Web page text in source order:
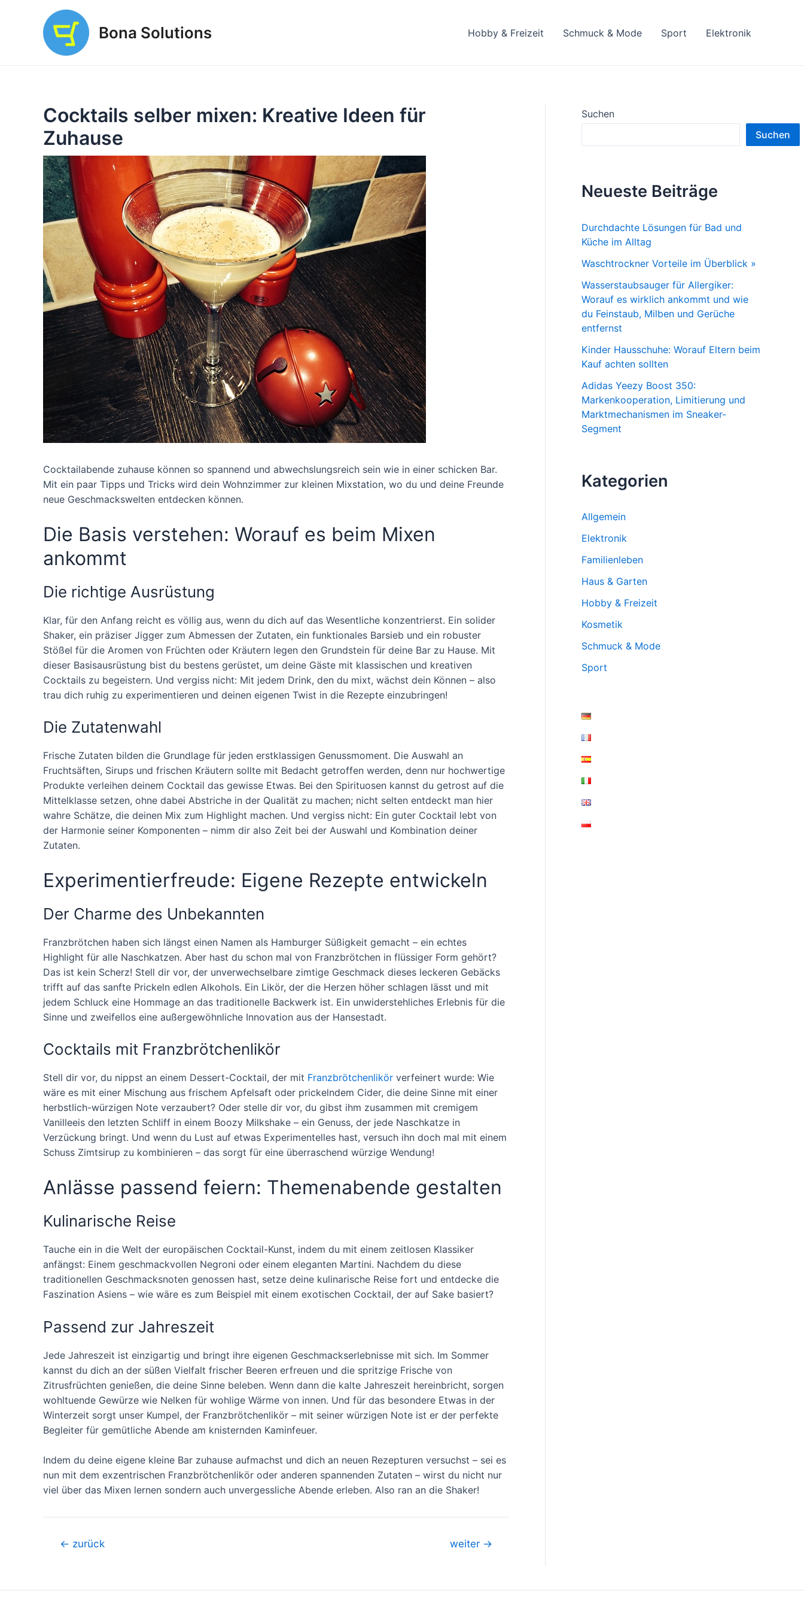
Bona Solutions Hobby & Freizeit Schmuck & Mode Sport Elektronik
Cocktails selber mixen: Kreative Ideen für
Zuhause
Cocktailabende zuhause können so spannend und abwechslungsreich sein wie in einer schicken Bar.
Mit ein paar Tipps und Tricks wird dein Wohnzimmer zur kleinen Mixstation, wo du und deine Freunde
neue Geschmackswelten entdecken können.
Die Basis verstehen: Worauf es beim Mixen
ankommt
Die richtige Ausrüstung
Klar, für den Anfang reicht es völlig aus, wenn du dich auf das Wesentliche konzentrierst. Ein solider
Shaker, ein präziser Jigger zum Abmessen der Zutaten, ein funktionales Barsieb und ein robuster
Stößel für die Aromen von Früchten oder Kräutern legen den Grundstein für deine Bar zu Hause. Mit
dieser Basisausrüstung bist du bestens gerüstet, um deine Gäste mit klassischen und kreativen
Cocktails zu begeistern. Und vergiss nicht: Mit jedem Drink, den du mixt, wächst dein Können – also
trau dich ruhig zu experimentieren und deinen eigenen Twist in die Rezepte einzubringen!
Die Zutatenwahl
Frische Zutaten bilden die Grundlage für jeden erstklassigen Genussmoment. Die Auswahl an
Fruchtsäften, Sirups und frischen Kräutern sollte mit Bedacht getroffen werden, denn nur hochwertige
Produkte verleihen deinem Cocktail das gewisse Etwas. Bei den Spirituosen kannst du getrost auf die
Mittelklasse setzen, ohne dabei Abstriche in der Qualität zu machen; nicht selten entdeckt man hier
wahre Schätze, die deinen Mix zum Highlight machen. Und vergiss nicht: Ein guter Cocktail lebt von
der Harmonie seiner Komponenten – nimm dir also Zeit bei der Auswahl und Kombination deiner
Zutaten.
Experimentierfreude: Eigene Rezepte entwickeln
Der Charme des Unbekannten
Franzbrötchen haben sich längst einen Namen als Hamburger Süßigkeit gemacht – ein echtes
Highlight für alle Naschkatzen. Aber hast du schon mal von Franzbrötchen in flüssiger Form gehört?
Das ist kein Scherz! Stell dir vor, der unverwechselbare zimtige Geschmack dieses leckeren Gebäcks
trifft auf das sanfte Prickeln edlen Alkohols. Ein Likör, der die Herzen höher schlagen lässt und mit
jedem Schluck eine Hommage an das traditionelle Backwerk ist. Ein unwiderstehliches Erlebnis für die
Sinne und zweifellos eine außergewöhnliche Innovation aus der Hansestadt.
Cocktails mit Franzbrötchenlikör
Stell dir vor, du nippst an einem Dessert-Cocktail, der mit Franzbrötchenlikör verfeinert wurde: Wie
wäre es mit einer Mischung aus frischem Apfelsaft oder prickelndem Cider, die deine Sinne mit einer
herbstlich-würzigen Note verzaubert? Oder stelle dir vor, du gibst ihm zusammen mit cremigem
Vanilleeis den letzten Schliff in einem Boozy Milkshake – ein Genuss, der jede Naschkatze in
Verzückung bringt. Und wenn du Lust auf etwas Experimentelles hast, versuch ihn doch mal mit einem
Schuss Zimtsirup zu kombinieren – das sorgt für eine überraschend würzige Wendung!
Anlässe passend feiern: Themenabende gestalten
Kulinarische Reise
Tauche ein in die Welt der europäischen Cocktail-Kunst, indem du mit einem zeitlosen Klassiker
anfängst: Einem geschmackvollen Negroni oder einem eleganten Martini. Nachdem du diese
traditionellen Geschmacksnoten genossen hast, setze deine kulinarische Reise fort und entdecke die
Faszination Asiens – wie wäre es zum Beispiel mit einem exotischen Cocktail, der auf Sake basiert?
Passend zur Jahreszeit
Jede Jahreszeit ist einzigartig und bringt ihre eigenen Geschmackserlebnisse mit sich. Im Sommer
kannst du dich an der süßen Vielfalt frischer Beeren erfreuen und die spritzige Frische von
Zitrusfrüchten genießen, die deine Sinne beleben. Wenn dann die kalte Jahreszeit hereinbricht, sorgen
wohltuende Gewürze wie Nelken für wohlige Wärme von innen. Und für das besondere Etwas in der
Winterzeit sorgt unser Kumpel, der Franzbrötchenlikör – mit seiner würzigen Note ist er der perfekte
Begleiter für gemütliche Abende am knisternden Kaminfeuer.
Indem du deine eigene kleine Bar zuhause aufmachst und dich an neuen Rezepturen versuchst – sei es
nun mit dem exzentrischen Franzbrötchenlikör oder anderen spannenden Zutaten – wirst du nicht nur
viel über das Mixen lernen sondern auch unvergessliche Abende erleben. Also ran an die Shaker!
Beitragsnavigation
← zurück weiter →
Suchen
Suchen
Neueste Beiträge
Durchdachte Lösungen für Bad und
Küche im Alltag
Waschtrockner Vorteile im Überblick »
Wasserstaubsauger für Allergiker:
Worauf es wirklich ankommt und wie
du Feinstaub, Milben und Gerüche
entfernst
Kinder Hausschuhe: Worauf Eltern beim
Kauf achten sollten
Adidas Yeezy Boost 350:
Markenkooperation, Limitierung und
Marktmechanismen im Sneaker-
Segment
Kategorien
Allgemein
Elektronik
Familienleben
Haus & Garten
Hobby & Freizeit
Kosmetik
Schmuck & Mode
Sport